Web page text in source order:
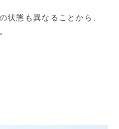
状態も異なることから、